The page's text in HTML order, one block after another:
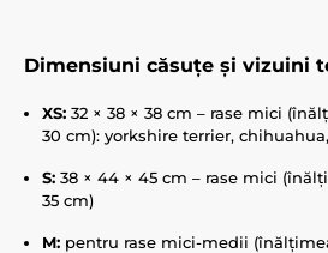
Dimensiuni căsuțe și vizuini
XS: 32 × 38 × 38 cm – rase mici
30 cm): yorkshire terrier,
S: 38 × 44 × 45 cm – rase mici
35 cm)
M: pentru rase mici-medii